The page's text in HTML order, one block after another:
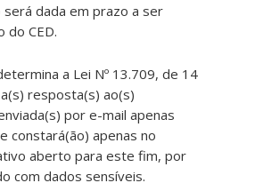
dada em prazo a ser
do CED.
a Lei Nº 13.709, de 14
resposta(s) ao(s)
por e-mail apenas
constará(ão) apenas no
aberto para este fim, por
com dados sensíveis.